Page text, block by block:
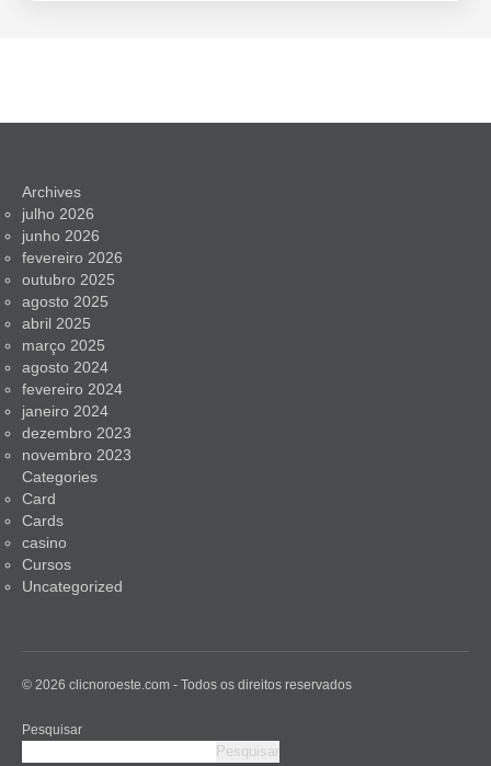
Archives
julho 2026
junho 2026
fevereiro 2026
outubro 2025
agosto 2025
abril 2025
março 2025
agosto 2024
fevereiro 2024
janeiro 2024
dezembro 2023
novembro 2023
Categories
Card
Cards
casino
Cursos
Uncategorized
© 2026 clicnoroeste.com - Todos os direitos reservados
Pesquisar
Pesquisar